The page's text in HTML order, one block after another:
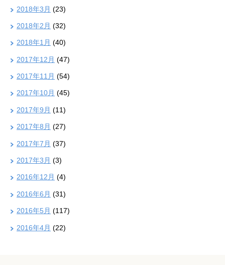
2018年3月 (23)
2018年2月 (32)
2018年1月 (40)
2017年12月 (47)
2017年11月 (54)
2017年10月 (45)
2017年9月 (11)
2017年8月 (27)
2017年7月 (37)
2017年3月 (3)
2016年12月 (4)
2016年6月 (31)
2016年5月 (117)
2016年4月 (22)